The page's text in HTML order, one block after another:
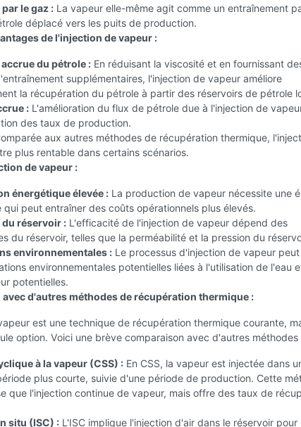
le gaz : La vapeur elle-même agit comme un entraînement
déplacé vers les puits de production.
de l'injection de vapeur :
du pétrole : En réduisant la viscosité et en fournissant
supplémentaires, l'injection de vapeur améliore
la récupération du pétrole à partir des réservoirs de pétrole
: L'amélioration du flux de pétrole due à l'injection de
des taux de production.
aux autres méthodes de récupération thermique,
plus rentable dans certains scénarios.
de vapeur :
énergétique élevée : La production de vapeur nécessite une
qui peut entraîner des coûts opérationnels plus élevés.
réservoir : L'efficacité de l'injection de vapeur dépend des
du réservoir, telles que la perméabilité et la pression du
environnementales : Le processus d'injection de vapeur
environnementales potentielles liées à l'utilisation de l'eau
potentielles.
d'autres méthodes de récupération thermique :
est une technique de récupération thermique courante,
option. Voici une brève comparaison avec d'autres méthodes
à la vapeur (CSS) : En CSS, la vapeur est injectée dans
plus courte, suivie d'une période de production. Cette
que l'injection continue de vapeur, mais offre des taux de
situ (ISC) : L'ISC implique l'injection d'air dans le réservoir pour